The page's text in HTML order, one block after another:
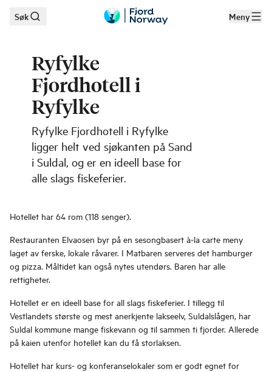
Hopp til hovedinnhold
Søk Meny
Ryfylke
Fjordhotell i
Ryfylke
Ryfylke Fjordhotell i Ryfylke
ligger helt ved sjøkanten på Sand
i Suldal, og er en ideell base for
alle slags fiskeferier.
Hotellet har 64 rom (118 senger).
Restauranten Elvaosen byr på en sesongbasert à-la carte meny
laget av ferske, lokale råvarer. I Matbaren serveres det hamburger
og pizza. Måltidet kan også nytes utendørs. Baren har alle
rettigheter.
Hotellet er en ideell base for all slags fiskeferier. I tillegg til
Vestlandets største og mest anerkjente lakseelv, Suldalslågen, har
Suldal kommune mange fiskevann og til sammen ti fjorder. Allerede
på kaien utenfor hotellet kan du få storlaksen.
Hotellet har kurs- og konferanselokaler som er godt egnet for